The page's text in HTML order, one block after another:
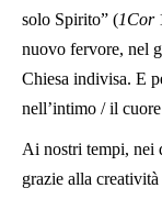
solo Spirito” (1Cor
nuovo fervore, nel
Chiesa indivisa. E
nell’intimo / il
Ai nostri tempi, nei
grazie alla